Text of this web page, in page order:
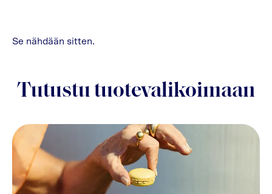
Se nähdään sitten.
Tutustu tuotevalikoimaan